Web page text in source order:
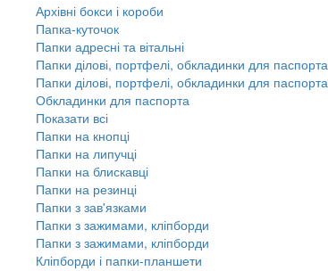
Архівні бокси і короби
Папка-куточок
Папки адресні та вітальні
Папки ділові, портфелі, обкладинки для паспорта
Папки ділові, портфелі, обкладинки для паспорта
Обкладинки для паспорта
Показати всі
Папки на кнопці
Папки на липучці
Папки на блискавці
Папки на резинці
Папки з зав'язками
Папки з зажимами, кліпборди
Папки з зажимами, кліпборди
Кліпборди і папки-планшети